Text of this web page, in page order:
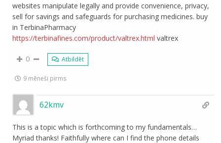
websites manipulate legally and provide convenience, privacy,
sell for savings and safeguards for purchasing medicines. buy
in TerbinaPharmacy
https://terbinafines.com/product/valtrex.html valtrex
0 Atbildēt
9 mēneši pirms
62kmv
This is a topic which is forthcoming to my fundamentals…
Myriad thanks! Faithfully where can I find the phone details